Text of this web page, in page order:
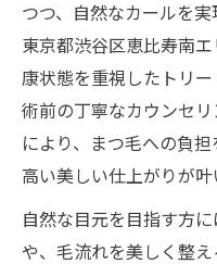
控えめカール
験
サロンで体感
ント
根本を上げす
は
自然なカール
め
つつ、自然なカールを実
東京都渋谷区恵比寿南
康状態を重視したトリ
術前の丁寧なカウンセ
により、まつ毛への負
高い美しい仕上がりが叶
自然な目元を目指す方
や、毛流れを美しく整